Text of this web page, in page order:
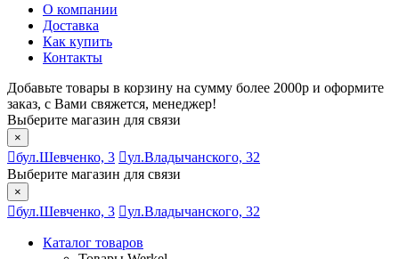
О компании
Доставка
Как купить
Контакты
Добавьте товары в корзину на сумму более 2000р и оформите
заказ, с Вами свяжется, менеджер!
Выберите магазин для связи
×
бул.Шевченко, 3
ул.Владычанского, 32
Выберите магазин для связи
×
бул.Шевченко, 3 ул.Владычанского, 32
Каталог товаров